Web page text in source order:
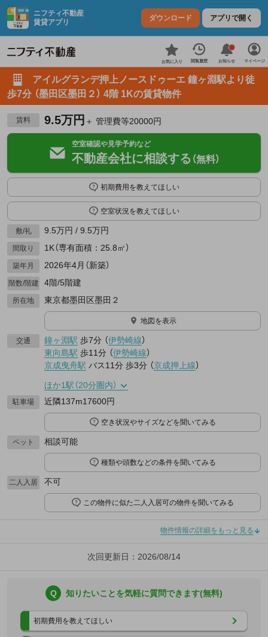
ニフティ不動産
賃貸アプリ
ダウンロード アプリで開く
お気に入り 閲覧履歴 お知らせ マイページ
アイルグランデ押上ノースドゥーエ 鐘ヶ淵駅より徒
歩7分 （墨田区墨田２） 4階 1Kの賃貸物件
賃料 9.5万円 ＋ 管理費等20000円
空室確認や見学予約など
不動産会社に相談する （無料）
初期費用を教えてほしい
空室状況を教えてほしい
敷/礼 9.5万円 / 9.5万円
間取り 1K（専有面積：25.8㎡）
築年月 2026年4月（新築）
階数/階建 4階/5階建
所在地 東京都墨田区墨田２
地図を表示
交通 鐘ヶ淵駅 歩7分 （伊勢崎線）
東向島駅 歩11分 （伊勢崎線）
京成曳舟駅 バス11分 歩3分 （京成押上線）
ほか1駅（20分圏内）
駐車場 近隣137m17600円
空き状況やサイズなどを聞いてみる
ペット 相談可能
種類や頭数などの条件を聞いてみる
二人入居 不可
この物件に似た二人入居可の物件を聞いてみる
物件情報の詳細をもっと見る
次回更新日：2026/08/14
Q 知りたいことを気軽に質問できます(無料)
初期費用を教えてほしい